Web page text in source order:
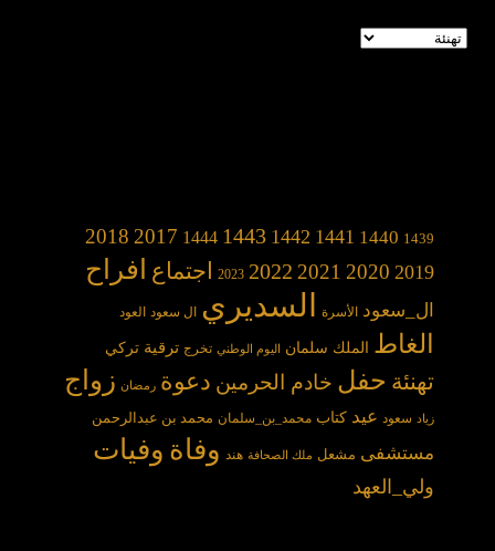
تصنيفات
1439
1440
1441
1442
1443
1444
2017
2018
2019
2020
2021
2022
2023 اجتماع افراح
ال_سعود الأسرة السديري ال سعود العود
الغاط الملك سلمان اليوم الوطني تخرج ترقية تركي
تهنئة حفل خادم الحرمين دعوة رمضان زواج
زياد سعود عيد كتاب محمد_بن_سلمان محمد بن عبدالرحمن
مستشفى مشعل ملك الصحافة هند وفاة وفيات
ولي_العهد